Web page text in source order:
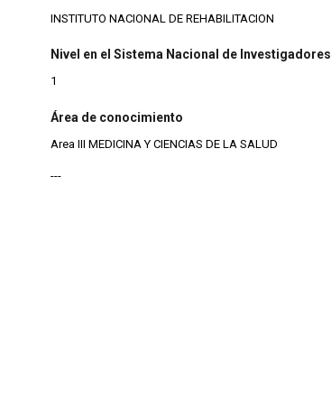
INSTITUTO NACIONAL DE REHABILITACION
Nivel en el Sistema Nacional de Investigadores
1
Área de conocimiento
Area III MEDICINA Y CIENCIAS DE LA SALUD
---